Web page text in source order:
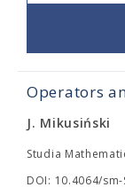
Operators
J. Mikusiński
Studia
DOI: 10.4064/